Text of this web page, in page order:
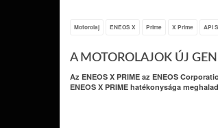
Motorolaj ENEOS X Prime X Prime API
A MOTOROLAJOK ÚJ
Az ENEOS X PRIME az ENEOS
ENEOS X PRIME hatékonysága